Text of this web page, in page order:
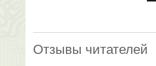
Отзывы читателей